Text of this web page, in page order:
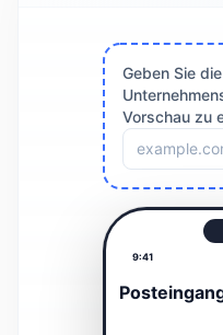
Geben Sie
Vorschau zu
9:41